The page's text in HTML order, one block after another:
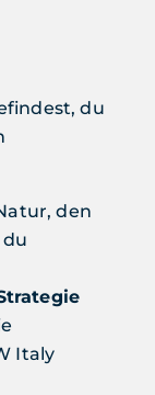
du
den
Italy